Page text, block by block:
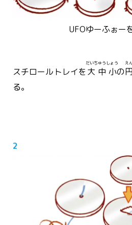
UFOゆーふぉー
スチロールトレイを 大中小
だいちゅうしょう
の円
え
る。
2